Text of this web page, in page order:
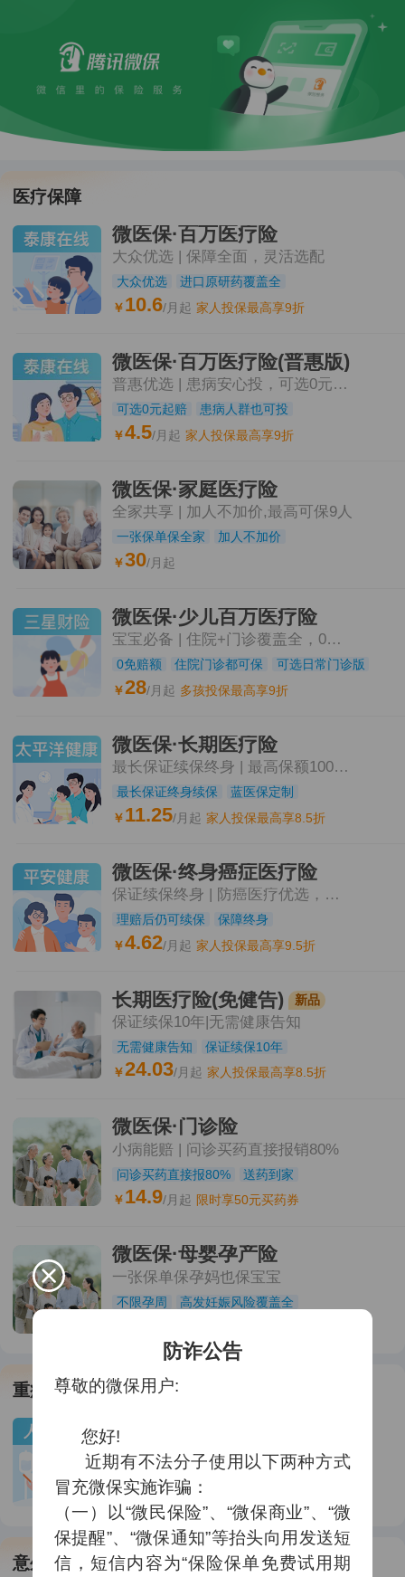
医疗保障
微医保·百万医疗险
大众优选 | 保障全面，灵活选配
大众优选
进口原研药覆盖全
￥10.6/月起 家人投保最高享9折
微医保·百万医疗险(普惠版)
普惠优选 | 患病安心投，可选0元起赔
可选0元起赔
患病人群也可投
￥4.5/月起 家人投保最高享9折
微医保·家庭医疗险
全家共享 | 加人不加价,最高可保9人
一张保单保全家
加人不加价
￥30/月起
微医保·少儿百万医疗险
宝宝必备 | 住院+门诊覆盖全，0元起赔
0免赔额 住院门诊都可保
可选日常门诊版
￥28/月起 多孩投保最高享9折
微医保·长期医疗险
最长保证续保终身 | 最高保额1000万
最长保证终身续保
蓝医保定制
￥11.25/月起 家人投保最高享8.5折
微医保·终身癌症医疗险
保证续保终身 | 防癌医疗优选，三高可投
理赔后仍可续保
保障终身
￥4.62/月起 家人投保最高享9.5折
长期医疗险(免健告) 新品
保证续保10年|无需健康告知
无需健康告知
保证续保10年
￥24.03/月起 家人投保最高享8.5折
微医保·门诊险
小病能赔 | 问诊买药直接报销80%
问诊买药直接报80%
送药到家
￥14.9/月起 限时享50元买药券
微医保·母婴孕产险
一张保单保孕妈也保宝宝
不限孕周
高发妊娠风险覆盖全
重疾保障
重疾险
央企定制 | 重疾入门，全面优选
入门优选
可保230种疾病
￥2.8 /月起 家人投保最高享9折
意外保障
防诈公告
尊敬的微保用户:
冒充微保实施诈骗：
（一）以“微民保险”、“微保商业”、“微
保提醒”、“微保通知”等抬头向用发送短
信，短信内容为“保险保单免费试用期